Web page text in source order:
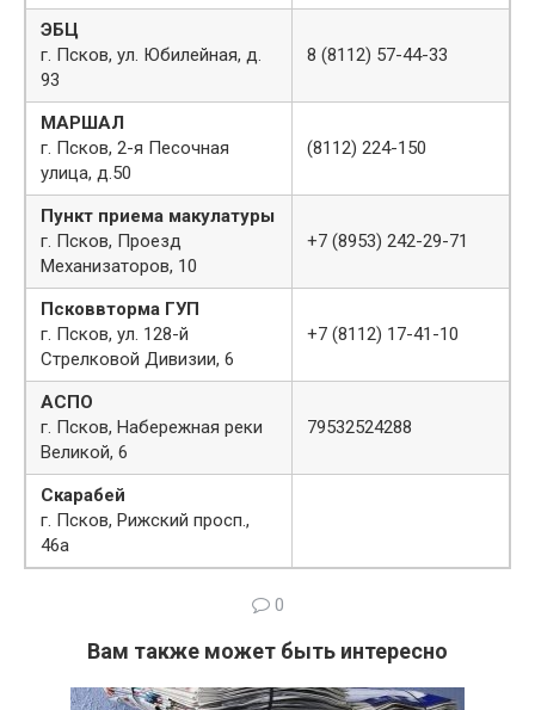
ЭБЦ
г. Псков, ул. Юбилейная, д.
93
8 (8112) 57-44-33
МАРШАЛ
г. Псков, 2-я Песочная
улица, д.50
(8112) 224-150
Пункт приема макулатуры
г. Псков, Проезд
Механизаторов, 10
+7 (8953) 242-29-71
Псковвторма ГУП
г. Псков, ул. 128-й
Стрелковой Дивизии, 6
+7 (8112) 17-41-10
АСПО
г. Псков, Набережная реки
Великой, 6
79532524288
Скарабей
г. Псков, Рижский просп.,
46а
0
Вам также может быть интересно